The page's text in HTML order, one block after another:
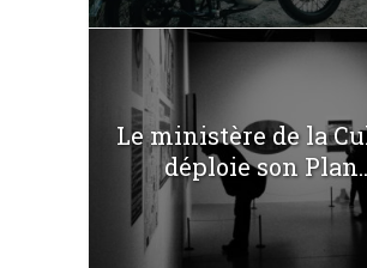
Le ministère de la
déploie son